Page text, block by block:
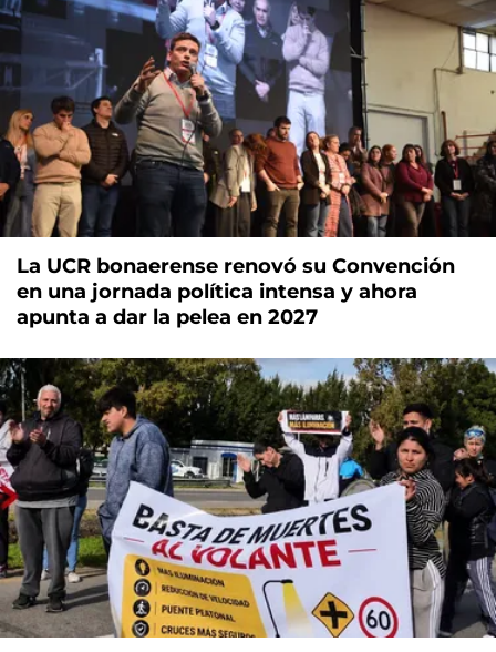
La UCR bonaerense renovó su Convención
en una jornada política intensa y ahora
apunta a dar la pelea en 2027